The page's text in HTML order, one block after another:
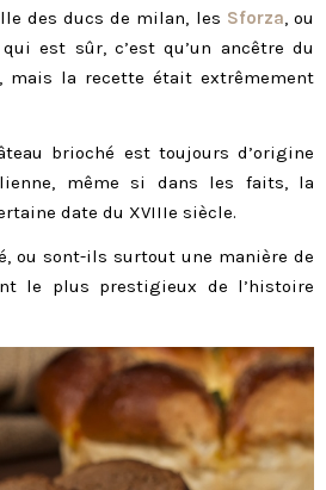
des ducs de milan, les Sforza, ou
est sûr, c’est qu’un ancêtre du
mais la recette était extrêmement
brioché est toujours d’origine
même si dans les faits, la
date du XVIIIe siècle.
ou sont-ils surtout une manière de
le plus prestigieux de l’histoire